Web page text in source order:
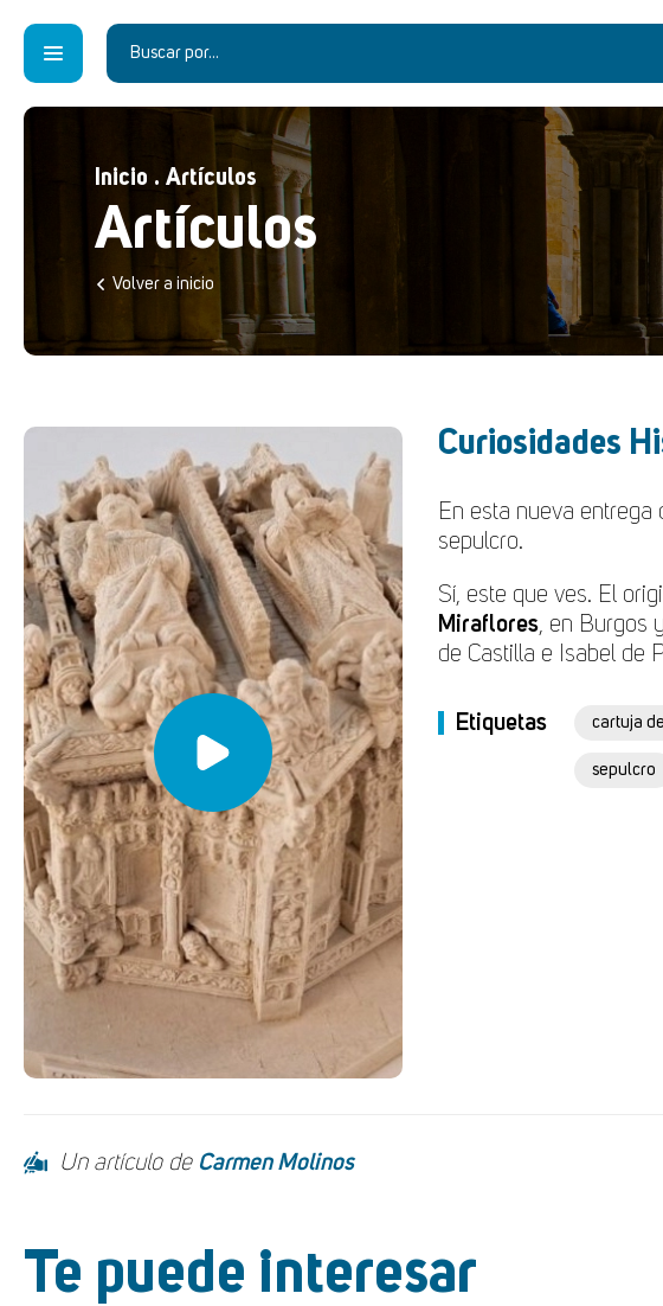
Inicio . Artículos
Artículos
Volver a inicio
Curiosidades
En esta nueva entrega
sepulcro.
Sí, este que ves. El
Miraflores, en Burgos
de Castilla e Isabel de
Etiquetas cartuja
sepulcro
Un artículo de Carmen Molinos
Te puede interesar